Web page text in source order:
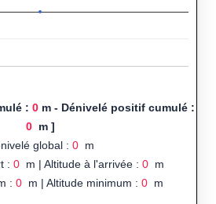
: 0 m - Dénivelé positif cumulé :
0m ]
global : 0m
: 0 m | Altitude à l'arrivée : 0 m
: 0m | Altitude minimum : 0m